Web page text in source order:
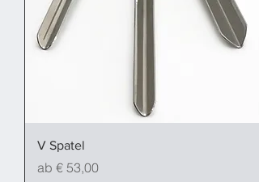
V Spatel
ab € 53,00
Sale-Preis